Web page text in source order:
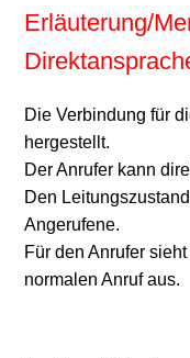
SwyxIt! Benutzer
SwyxIt! –
Microsoft
Verfügbarkeit
Erläuterung/
Die Verbindung für
hergestellt.
Der Anrufer kann
Den
Angerufene.
Für den Anrufer
normalen Anruf aus.